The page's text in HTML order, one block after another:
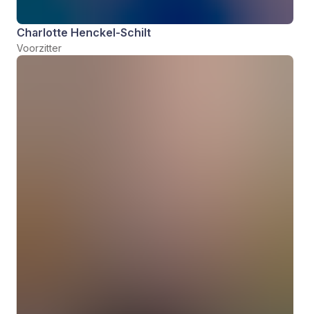
Charlotte Henckel-Schilt
Voorzitter